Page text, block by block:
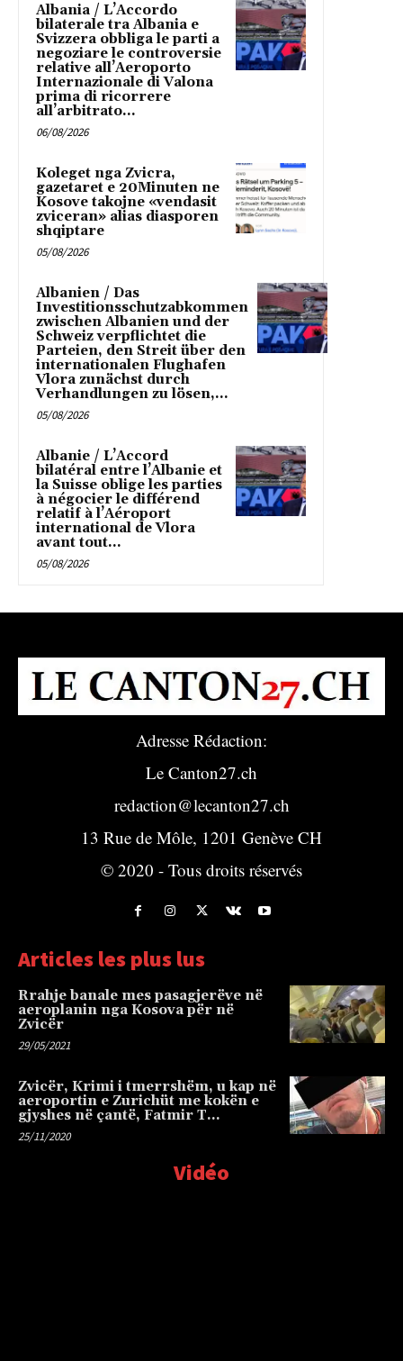
Albania / L’Accordo
bilaterale tra Albania e
Svizzera obbliga le parti a
negoziare le controversie
relative all’Aeroporto
Internazionale di Valona
prima di ricorrere
all’arbitrato...
06/08/2026
Koleget nga Zvicra,
gazetaret e 20Minuten ne
Kosove takojne «vendasit
zviceran» alias diasporen
shqiptare
05/08/2026
Albanien / Das
Investitionsschutzabkommen
zwischen Albanien und der
Schweiz verpflichtet die
Parteien, den Streit über den
internationalen Flughafen
Vlora zunächst durch
Verhandlungen zu lösen,...
05/08/2026
Albanie / L’Accord
bilatéral entre l’Albanie et
la Suisse oblige les parties
à négocier le différend
relatif à l’Aéroport
international de Vlora
avant tout...
05/08/2026
Adresse Rédaction:
Le Canton27.ch
redaction@lecanton27.ch
13 Rue de Môle, 1201 Genève CH
© 2020 - Tous droits réservés
Articles les plus lus
Rrahje banale mes pasagjerëve në
aeroplanin nga Kosova për në
Zvicër
29/05/2021
Zvicër, Krimi i tmerrshëm, u kap në
aeroportin e Zurichüt me kokën e
gjyshes në çantë, Fatmir T…
25/11/2020
Vidéo